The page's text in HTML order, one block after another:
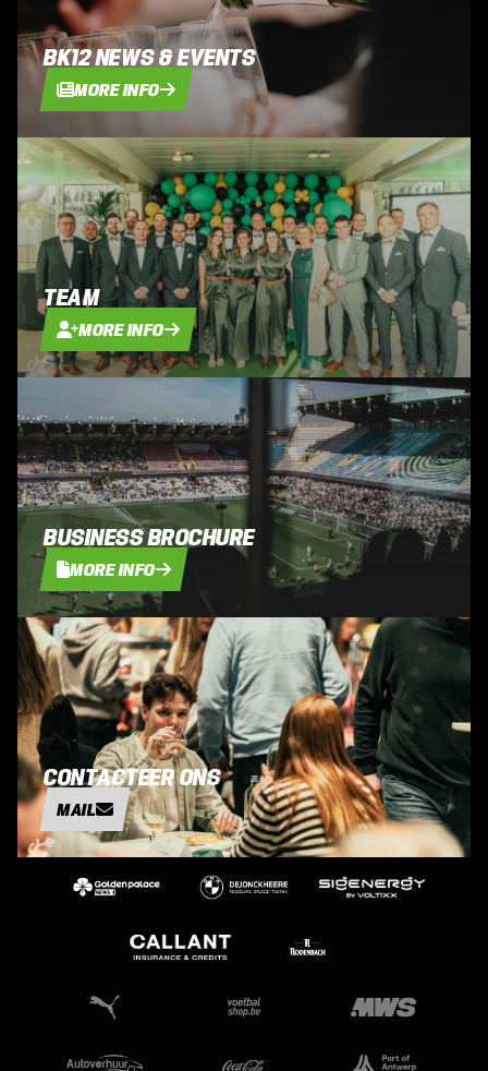
BK12 NEWS & EVENTS
MORE INFO
TEAM
MORE INFO
BUSINESS BROCHURE
MORE INFO
CONTACTEER ONS
MAIL